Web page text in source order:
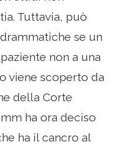
Tuttavia, può
se un
non a una
viene scoperto da
della Corte
ha ora deciso
ha il cancro al